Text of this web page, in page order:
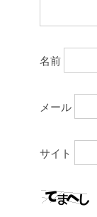
名前
メール
サイト